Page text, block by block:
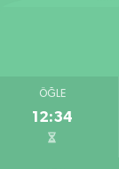
ÖĞLE
12:34